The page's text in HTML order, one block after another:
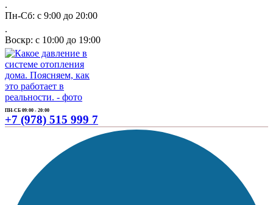
.
Пн-Сб: с 9:00 до 20:00
.
Воскр: с 10:00 до 19:00
ПН-СБ 09:00 - 20:00
+7 (978) 515 999 7